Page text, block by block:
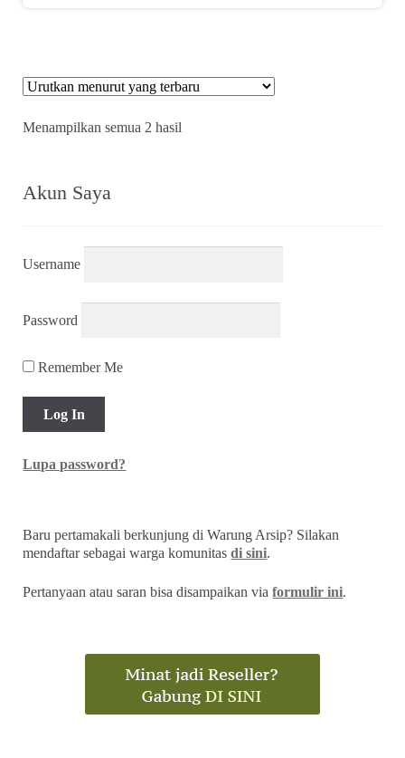
Menampilkan semua 2 hasil
Akun Saya
Username
Password
Remember Me
Lupa password?
Baru pertamakali berkunjung di Warung Arsip? Silakan
mendaftar sebagai warga komunitasdi sini.
Pertanyaan atau saran bisa disampaikan viaformulir ini.